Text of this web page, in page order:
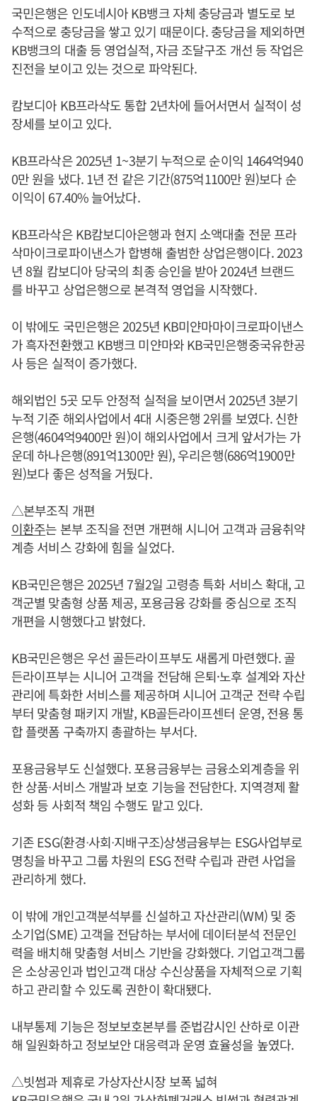
국민은행은 인도네시아 KB뱅크 자체 충당금과 별도로 보
수적으로 충당금을 쌓고 있기 때문이다. 충당금을 제외하면
KB뱅크의 대출 등 영업실적, 자금 조달구조 개선 등 작업은
진전을 보이고 있는 것으로 파악된다.
캄보디아 KB프라삭도 통합 2년차에 들어서면서 실적이 성
장세를 보이고 있다.
KB프라삭은 2025년 1~3분기 누적으로 순이익 1464억940
0만 원을 냈다. 1년 전 같은 기간(875억1100만 원)보다 순
이익이 67.40% 늘어났다.
KB프라삭은 KB캄보디아은행과 현지 소액대출 전문 프라
삭마이크로파이낸스가 합병해 출범한 상업은행이다. 2023
년 8월 캄보디아 당국의 최종 승인을 받아 2024년 브랜드
를 바꾸고 상업은행으로 본격적 영업을 시작했다.
이 밖에도 국민은행은 2025년 KB미얀마마이크로파이낸스
가 흑자전환했고 KB뱅크 미얀마와 KB국민은행중국유한공
사 등은 실적이 증가했다.
해외법인 5곳 모두 안정적 실적을 보이면서 2025년 3분기
누적 기준 해외사업에서 4대 시중은행 2위를 보였다. 신한
은행(4604억9400만 원)이 해외사업에서 크게 앞서가는 가
운데 하나은행(891억1300만 원), 우리은행(686억1900만
원)보다 좋은 성적을 거뒀다.
△본부조직 개편
이환주는 본부 조직을 전면 개편해 시니어 고객과 금융취약
계층 서비스 강화에 힘을 실었다.
KB국민은행은 2025년 7월2일 고령층 특화 서비스 확대, 고
객군별 맞춤형 상품 제공, 포용금융 강화를 중심으로 조직
개편을 시행했다고 밝혔다.
KB국민은행은 우선 골든라이프부도 새롭게 마련했다. 골
든라이프부는 시니어 고객을 전담해 은퇴·노후 설계와 자산
관리에 특화한 서비스를 제공하며 시니어 고객군 전략 수립
부터 맞춤형 패키지 개발, KB골든라이프센터 운영, 전용 통
합 플랫폼 구축까지 총괄하는 부서다.
포용금융부도 신설했다. 포용금융부는 금융소외계층을 위
한 상품ᐧ서비스 개발과 보호 기능을 전담한다. 지역경제 활
성화 등 사회적 책임 수행도 맡고 있다.
기존 ESG(환경ᐧ사회ᐧ지배구조)상생금융부는 ESG사업부로
명칭을 바꾸고 그룹 차원의 ESG 전략 수립과 관련 사업을
관리하게 했다.
이 밖에 개인고객분석부를 신설하고 자산관리(WM) 및 중
소기업(SME) 고객을 전담하는 부서에 데이터분석 전문인
력을 배치해 맞춤형 서비스 기반을 강화했다. 기업고객그룹
은 소상공인과 법인고객 대상 수신상품을 자체적으로 기획
하고 관리할 수 있도록 권한이 확대됐다.
내부통제 기능은 정보보호본부를 준법감시인 산하로 이관
해 일원화하고 정보보안 대응력과 운영 효율성을 높였다.
△빗썸과 제휴로 가상자산시장 보폭 넓혀